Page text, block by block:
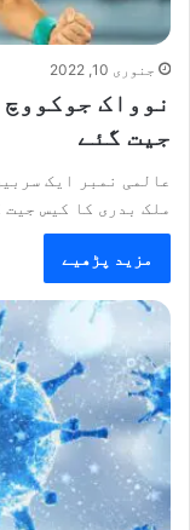
جنوری 10, 2022
نوواک
جیت گئے
عالمی نمبر ایک
ملک بدری کا کیس
مزید پڑھیے